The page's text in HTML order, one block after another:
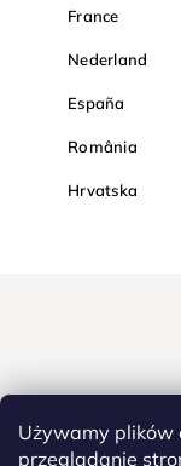
Używamy plików
przeglądanie
France
Nederland
España
România
Hrvatska